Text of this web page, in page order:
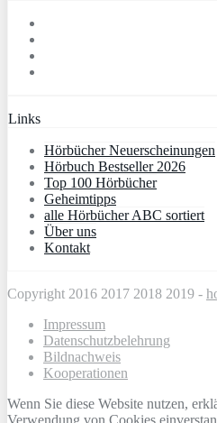
Links
Hörbücher Neuerscheinungen
Hörbuch Bestseller 2026
Top 100 Hörbücher
Geheimtipps
alle Hörbücher ABC sortiert
Über uns
Kontakt
Copyright 2016 2017 2018 2019 -
Impressum
Datenschutzbelehrung
Bildnachweis
Kooperationen
Wenn Sie diese Website nutzen,
Verwendung von Cookies